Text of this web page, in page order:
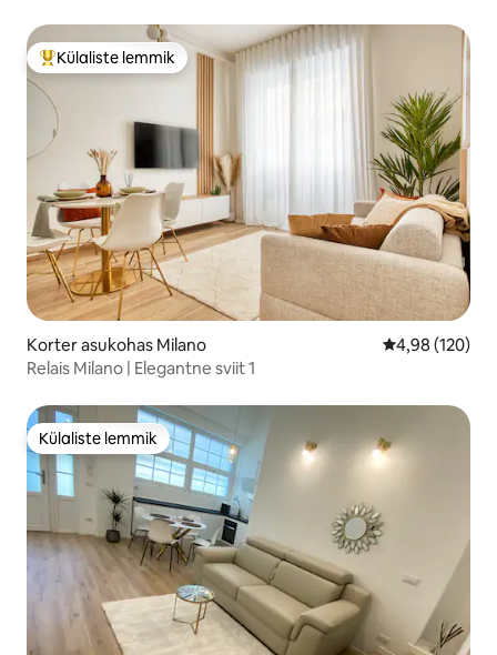
Külaliste suur lemmik
Külaliste lemmik
Korter asukohas Milano Keskmine
4,98 (120)
Relais Milano | Elegantne sviit 1
Külaliste lemmik
Külaliste lemmik